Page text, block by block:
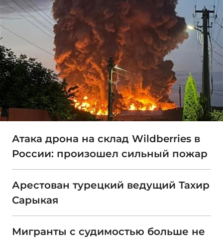
Атака дрона на склад Wildberries в
России: произошел сильный пожар
Арестован турецкий ведущий Тахир
Сарыкая
Мигранты с судимостью больше не